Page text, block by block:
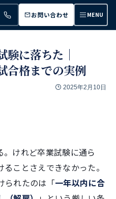
お問い合わせ MENU
験に落ちた｜
合格までの実例
2025年2月10日
けれど卒業試験に通ら
ことさえできなかった。
られたのは「一年以内に合